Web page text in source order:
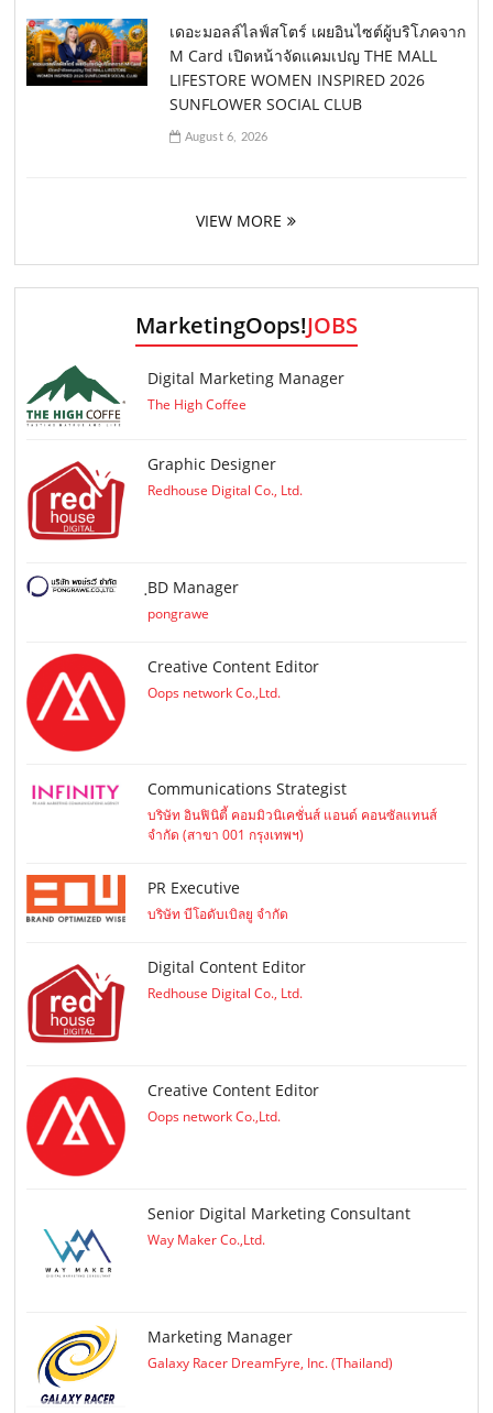
เดอะมอลล์ไลฟ์สโตร์ เผยอินไซต์ผู้บริโภคจาก
M Card เปิดหน้าจัดแคมเปญ THE MALL
LIFESTORE WOMEN INSPIRED 2026
SUNFLOWER SOCIAL CLUB
August 6, 2026
VIEW MORE
MarketingOops!JOBS
Digital Marketing Manager
The High Coffee
Graphic Designer
Redhouse Digital Co., Ltd.
ฺBD Manager
pongrawe
Creative Content Editor
Oops network Co.,Ltd.
Communications Strategist
บริษัท อินฟินิตี้ คอมมิวนิเคชั่นส์ แอนด์ คอนซัลแทนส์
จำกัด (สาขา 001 กรุงเทพฯ)
PR Executive
บริษัท บีโอดับเบิลยู จำกัด
Digital Content Editor
Redhouse Digital Co., Ltd.
Creative Content Editor
Oops network Co.,Ltd.
Senior Digital Marketing Consultant
Way Maker Co.,Ltd.
Marketing Manager
Galaxy Racer DreamFyre, Inc. (Thailand)